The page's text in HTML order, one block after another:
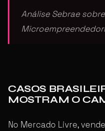
Análise Sebrae sobre
CASOS
MOSTRAM O
No Mercado Livre,